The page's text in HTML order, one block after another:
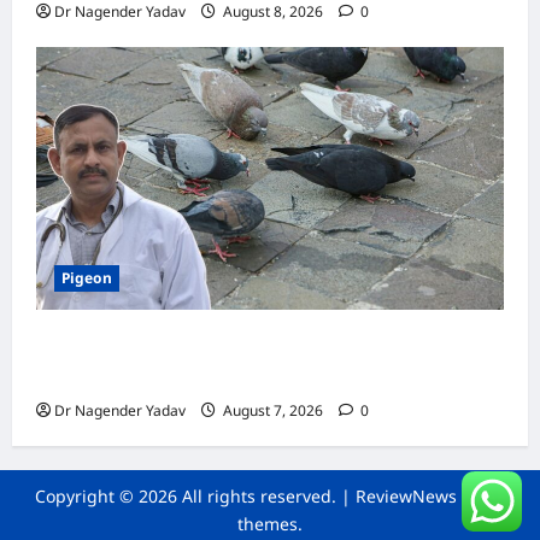
Dr Nagender Yadav August 8, 2026 0
Pigeon
Dr Nagender Yadav August 7, 2026 0
Copyright © 2026 All rights reserved. | ReviewNews by AF
themes.